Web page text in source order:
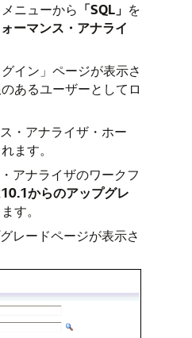
メニューから 「SQL」 を
ォーマンス・アナライ
イン」ページが表示さ
あるユーザーとしてロ
・アナライザ・ホー
ます。
アナライザのワークフ
10.1からのアップグレ
す。
レードページが表示さ